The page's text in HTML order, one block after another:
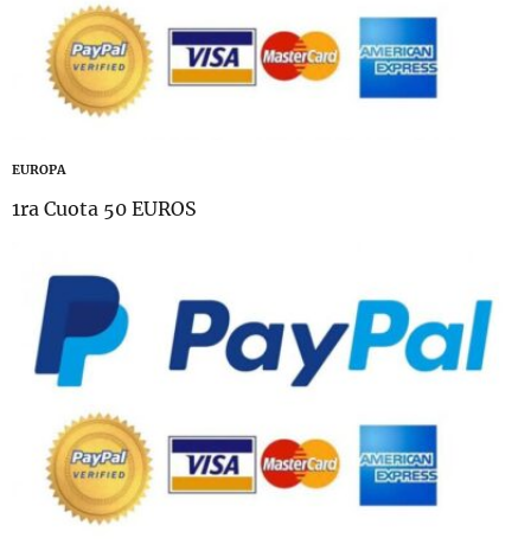
EUROPA
1ra Cuota 50 EUROS